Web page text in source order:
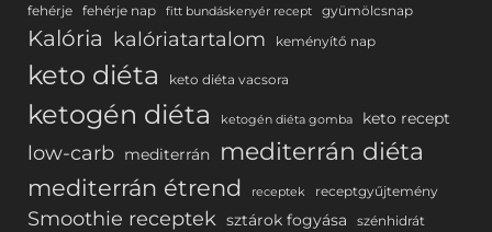
fehérje fehérje nap fitt bundáskenyér recept gyümölcsnap
Kalória kalóriatartalom keményítő nap
keto diéta keto diéta vacsora
ketogén diéta ketogén diéta gomba keto recept
low-carb mediterrán mediterrán diéta
mediterrán étrend receptek receptgyűjtemény
Smoothie receptek sztárok fogyása
szénhidrát